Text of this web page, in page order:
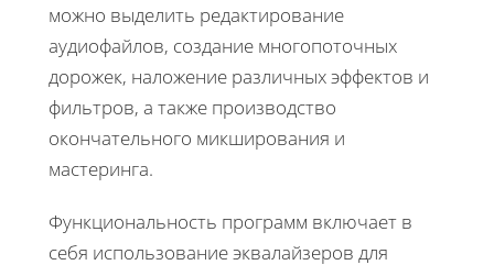
можно выделить редактирование
аудиофайлов, создание многопоточных
дорожек, наложение различных эффектов и
фильтров, а также производство
окончательного микширования и
мастеринга.
Функциональность программ включает в
себя использование эквалайзеров для